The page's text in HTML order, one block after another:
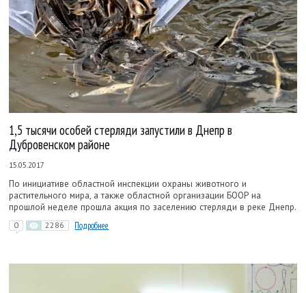
1,5 тысячи особей стерляди запустили в Днепр в
Дубровенском районе
15.05.2017
По инициативе областной инспекции охраны животного и
растительного мира, а также областной организации БООР на
прошлой неделе прошла акция по заселению стерляди в реке Днепр.
0 2286 Подробнее